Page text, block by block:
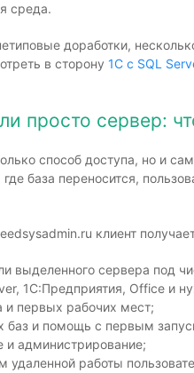
среда.
доработки,
в сторону 1С с SQL
просто сервер:
способ доступа, но и
база переносится,
клиент
выделенного сервера под
1С:Предприятия, Office и
и первых рабочих мест;
баз и помощь с первым
и администрирование;
работы